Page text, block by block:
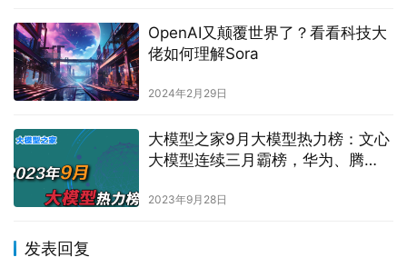
OpenAI又颠覆世界了？看看科技大
佬如何理解Sora
2024年2月29日
大模型之家9月大模型热力榜：文心
大模型连续三月霸榜，华为、腾
2023年9月28日
发表回复